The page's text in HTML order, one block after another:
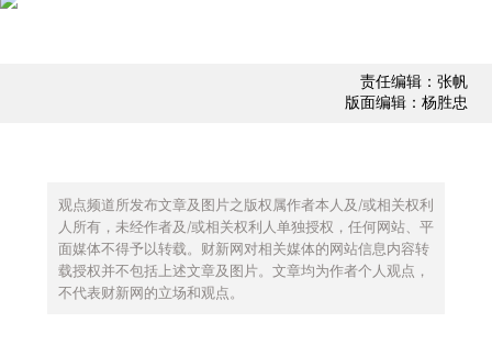
责任编辑：张帆
版面编辑：杨胜忠
观点频道所发布文章及图片之版权属作者本人及/或相关权利
人所有，未经作者及/或相关权利人单独授权，任何网站、平
面媒体不得予以转载。财新网对相关媒体的网站信息内容转
载授权并不包括上述文章及图片。文章均为作者个人观点，
不代表财新网的立场和观点。